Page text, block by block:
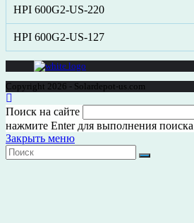
HPI 600G2-US-220
HPI 600G2-US-127
Copyright 2026 - Solardepot-us.com
Поиск на сайте
нажмите Enter для выполнения поиска
Закрыть меню